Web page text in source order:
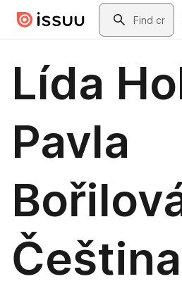
Skip to main contentSearch
Lída
Pavla
Čeština